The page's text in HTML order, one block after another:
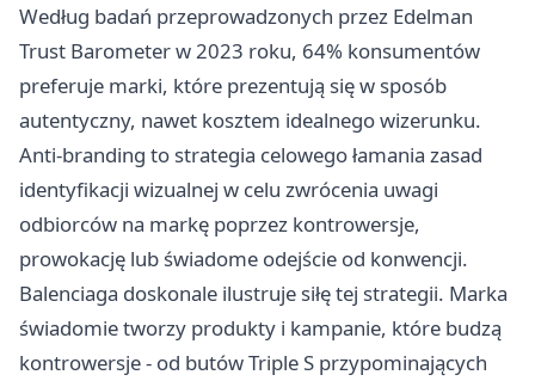
Według badań przeprowadzonych przez Edelman
Trust Barometer w 2023 roku, 64% konsumentów
preferuje marki, które prezentują się w sposób
autentyczny, nawet kosztem idealnego wizerunku.
Anti-branding to strategia celowego łamania zasad
identyfikacji wizualnej w celu zwrócenia uwagi
odbiorców na markę poprzez kontrowersje,
prowokację lub świadome odejście od konwencji.
Balenciaga doskonale ilustruje siłę tej strategii. Marka
świadomie tworzy produkty i kampanie, które budzą
kontrowersje - od butów Triple S przypominających